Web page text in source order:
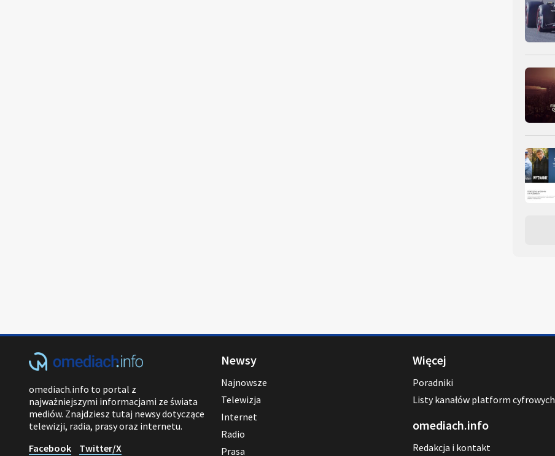
omediach.info to portal z
najważniejszymi informacjami ze świata
mediów. Znajdziesz tutaj newsy dotyczące
telewizji, radia, prasy oraz internetu.
Facebook
Twitter/X
Newsy
Najnowsze
Telewizja
Internet
Radio
Prasa
Więcej
Poradniki
Listy kanałów platform cyfrowych
omediach.info
Redakcja i kontakt